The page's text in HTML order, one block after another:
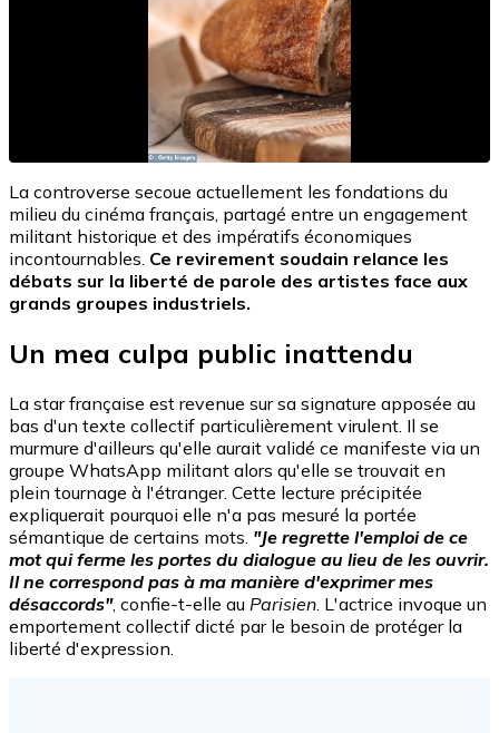
La controverse secoue actuellement les fondations du
milieu du cinéma français, partagé entre un engagement
militant historique et des impératifs économiques
incontournables. Ce revirement soudain relance les
débats sur la liberté de parole des artistes face aux
grands groupes industriels.
Un mea culpa public inattendu
La star française est revenue sur sa signature apposée au
bas d'un texte collectif particulièrement virulent. Il se
murmure d'ailleurs qu'elle aurait validé ce manifeste via un
groupe WhatsApp militant alors qu'elle se trouvait en
plein tournage à l'étranger. Cette lecture précipitée
expliquerait pourquoi elle n'a pas mesuré la portée
sémantique de certains mots. "Je regrette l'emploi de ce
mot qui ferme les portes du dialogue au lieu de les ouvrir.
Il ne correspond pas à ma manière d'exprimer mes
désaccords", confie-t-elle au Parisien . L'actrice invoque un
emportement collectif dicté par le besoin de protéger la
liberté d'expression.